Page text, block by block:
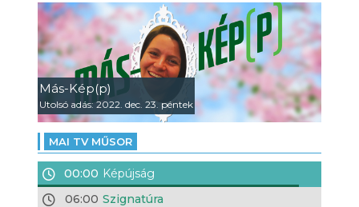
Más-Kép(p)
Utolsó adás: 2022. dec. 23. péntek
MAI TV MŰSOR
00:00 Képújság
06:00 Szignatúra